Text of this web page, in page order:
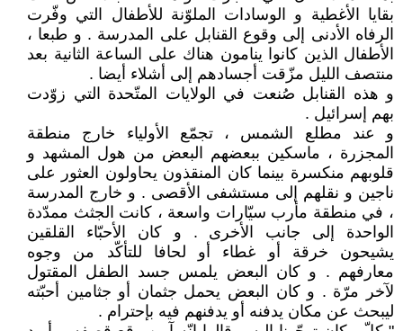
بقايا الأغطية و الوسادات الملوّنة للأطفال التي وفّرت
الرفاه الأدنى إلى وقوع القنابل على المدرسة . و طبعا ،
الأطفال الذين كانوا ينامون هناك على الساعة الثانية بعد
منتصف الليل مزّقت أجسادهم إلى أشلاء أيضا .
و هذه القنابل صُنعت في الولايات المتّحدة التي زوّدت
بهم إسرائيل .
و عند مطلع الشمس ، تجمّع الأولياء خارج منطقة
المجزرة ، ماسكين ببعضهم البعض من هول المشهد و
قلوبهم منكسرة بينما كان المنقذون يحاولون العثور على
ناجين و نقلهم إلى مستشفى الأقصى . و خارج المدرسة
، في منطقة مأرب سيّارات واسعة ، كانت الجثث ممدّدة
الواحدة إلى جانب الأخرى . و كان الأحبّاء القلقين
يشيحون خرقة أو غطاء أو لحافا للتأكّد من وجوه
معارفهم . و كان البعض يلمس جسد الطفل المقتول
لآخر مرّة . و كان البعض يحمل جثمان أو جثامين أحبّته
ليبحث عن مكان يدفنه أو يدفنهم فيه بإحترام .